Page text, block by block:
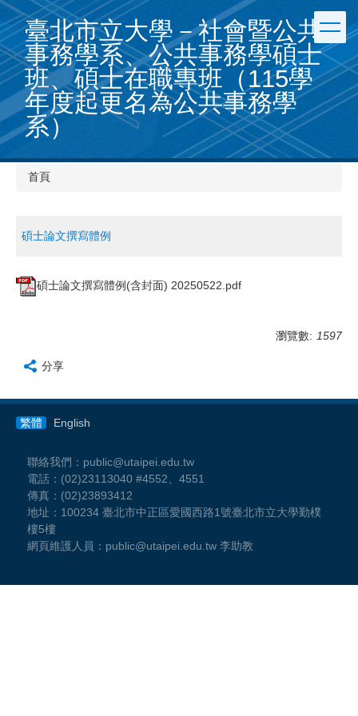
跳
到
主
要
內
容
區
臺北市立大學－社會暨公共
事務學系、公共事務學碩士
班、碩士在職專班（115學
年度起更名為公共事務學
系）
首頁
碩士論文撰寫體例
碩士論文撰寫體例(含封面) 20250522.pdf
瀏覽數: 1597
分享
繁體 English
聯絡我們：public@utaipei.edu.tw
電話：(02)23113040 #4552、4551
傳真：(02)23893412
地址：100234 臺北市中正區愛國西路1號臺北市立大學勤樸
樓5樓
網頁維護人員：public@utaipei.edu.tw 李助教